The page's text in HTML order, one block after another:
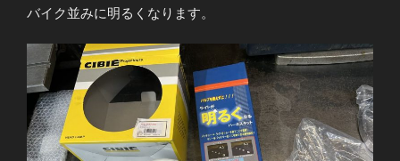
バイク並みに明るくなります。